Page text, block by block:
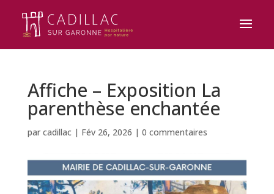
Affiche – Exposition La
parenthèse enchantée
par cadillac| Fév 26, 2026 | 0 commentaires